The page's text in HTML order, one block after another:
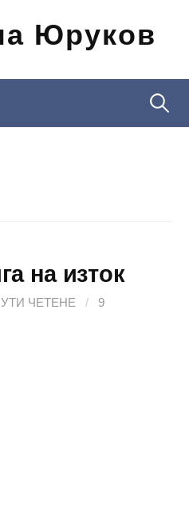
Юруков
на изток
ЧЕТЕНЕ /
9